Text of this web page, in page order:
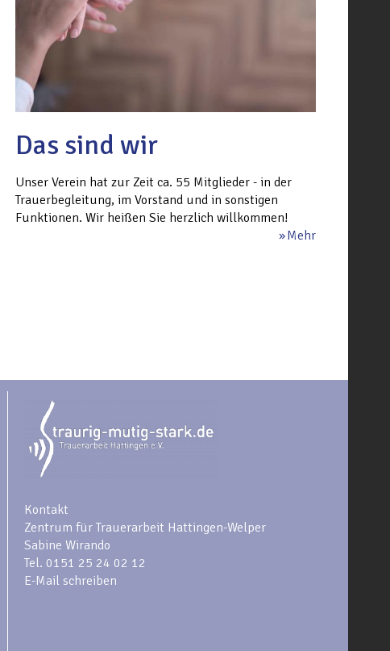
Das sind wir
Unser Verein hat zur Zeit ca. 55 Mitglieder - in der
Trauerbegleitung, im Vorstand und in sonstigen
Funktionen. Wir heißen Sie herzlich willkommen!
Mehr
Kontakt
Zentrum für Trauerarbeit Hattingen-Welper
Sabine Wirando
Tel. 0151 25 24 02 12
E-Mail schreiben